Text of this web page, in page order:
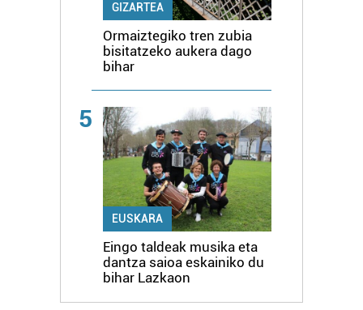
GIZARTEA
Ormaiztegiko tren zubia
bisitatzeko aukera dago
bihar
5
EUSKARA
Eingo taldeak musika eta
dantza saioa eskainiko du
bihar Lazkaon